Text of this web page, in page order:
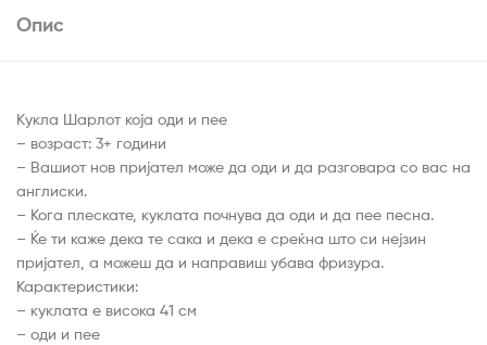
Опис
Кукла Шарлот која оди и пее
– возраст: 3+ години
– Вашиот нов пријател може да оди и да разговара со вас на
англиски.
– Кога плескате, куклата почнува да оди и да пее песна.
– Ќе ти каже дека те сака и дека е среќна што си нејзин
пријател, а можеш да и направиш убава фризура.
Карактеристики:
– куклата е висока 41 см
– оди и пее